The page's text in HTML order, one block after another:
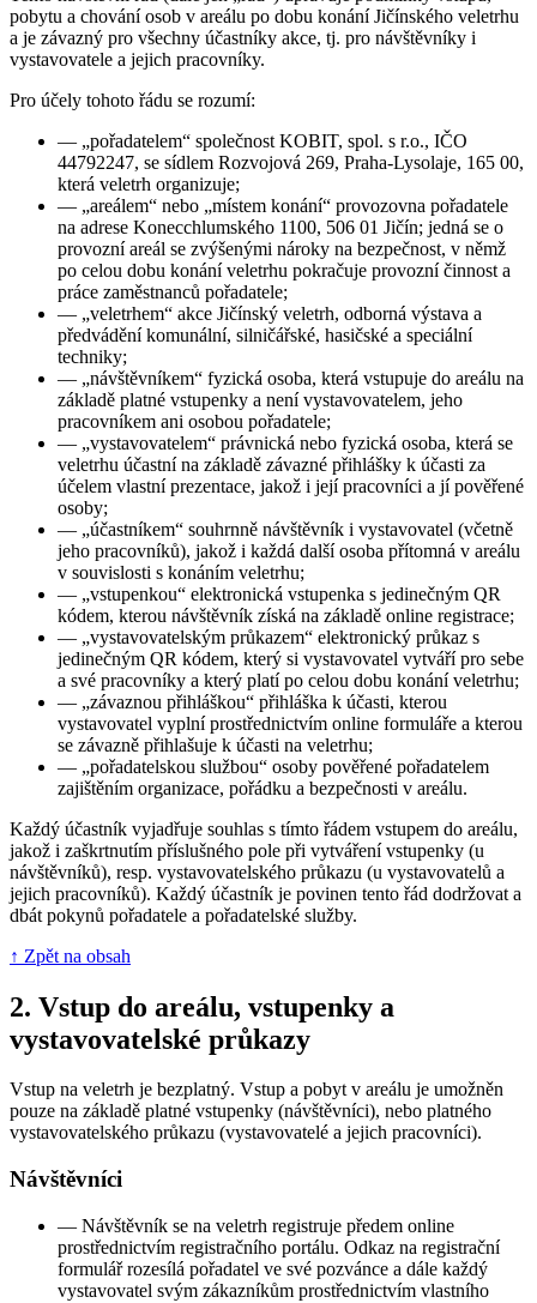
pobytu a chování osob v areálu po dobu konání Jičínského veletrhu
a je závazný pro všechny účastníky akce, tj. pro návštěvníky i
vystavovatele a jejich pracovníky.
Pro účely tohoto řádu se rozumí:
— „pořadatelem“ společnost KOBIT, spol. s r.o., IČO
44792247, se sídlem Rozvojová 269, Praha-Lysolaje, 165 00,
která veletrh organizuje;
— „areálem“ nebo „místem konání“ provozovna pořadatele
na adrese Konecchlumského 1100, 506 01 Jičín; jedná se o
provozní areál se zvýšenými nároky na bezpečnost, v němž
po celou dobu konání veletrhu pokračuje provozní činnost a
práce zaměstnanců pořadatele;
— „veletrhem“ akce Jičínský veletrh, odborná výstava a
předvádění komunální, silničářské, hasičské a speciální
techniky;
— „návštěvníkem“ fyzická osoba, která vstupuje do areálu na
základě platné vstupenky a není vystavovatelem, jeho
pracovníkem ani osobou pořadatele;
— „vystavovatelem“ právnická nebo fyzická osoba, která se
veletrhu účastní na základě závazné přihlášky k účasti za
účelem vlastní prezentace, jakož i její pracovníci a jí pověřené
osoby;
— „účastníkem“ souhrnně návštěvník i vystavovatel (včetně
jeho pracovníků), jakož i každá další osoba přítomná v areálu
v souvislosti s konáním veletrhu;
— „vstupenkou“ elektronická vstupenka s jedinečným QR
kódem, kterou návštěvník získá na základě online registrace;
— „vystavovatelským průkazem“ elektronický průkaz s
jedinečným QR kódem, který si vystavovatel vytváří pro sebe
a své pracovníky a který platí po celou dobu konání veletrhu;
— „závaznou přihláškou“ přihláška k účasti, kterou
vystavovatel vyplní prostřednictvím online formuláře a kterou
se závazně přihlašuje k účasti na veletrhu;
— „pořadatelskou službou“ osoby pověřené pořadatelem
zajištěním organizace, pořádku a bezpečnosti v areálu.
Každý účastník vyjadřuje souhlas s tímto řádem vstupem do areálu,
jakož i zaškrtnutím příslušného pole při vytváření vstupenky (u
návštěvníků), resp. vystavovatelského průkazu (u vystavovatelů a
jejich pracovníků). Každý účastník je povinen tento řád dodržovat a
dbát pokynů pořadatele a pořadatelské služby.
↑ Zpět na obsah
2. Vstup do areálu, vstupenky a
vystavovatelské průkazy
Vstup na veletrh je bezplatný. Vstup a pobyt v areálu je umožněn
pouze na základě platné vstupenky (návštěvníci), nebo platného
vystavovatelského průkazu (vystavovatelé a jejich pracovníci).
Návštěvníci
— Návštěvník se na veletrh registruje předem online
prostřednictvím registračního portálu. Odkaz na registrační
formulář rozesílá pořadatel ve své pozvánce a dále každý
vystavovatel svým zákazníkům prostřednictvím vlastního